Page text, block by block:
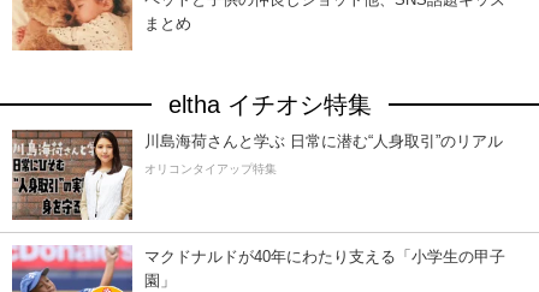
まとめ
eltha イチオシ特集
川島海荷さんと学ぶ 日常に潜む“人身取引”のリアル
オリコンタイアップ特集
マクドナルドが40年にわたり支える「小学生の甲子
園」